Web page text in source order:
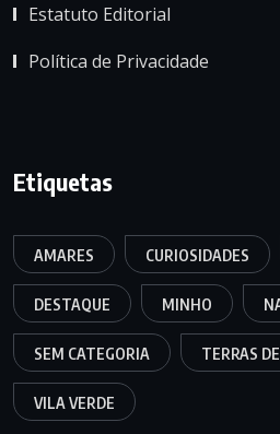
Estatuto Editorial
Política de Privacidade
Etiquetas
AMARES CURIOSIDADES
DESTAQUE MINHO
SEM CATEGORIA TERRAS
VILA VERDE